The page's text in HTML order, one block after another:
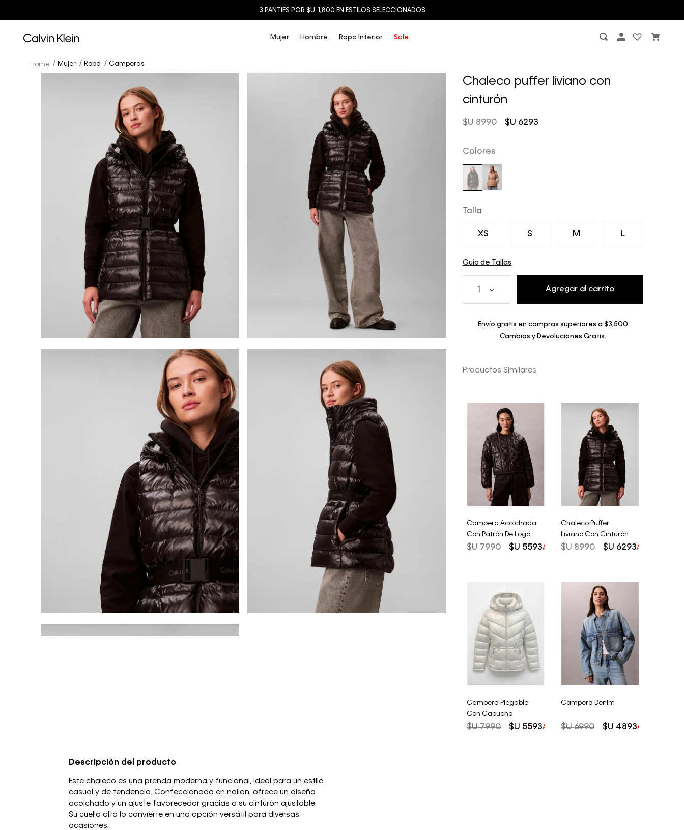
3 PANTIES POR $U. 1,800 EN ESTILOS SELECCIONADOS
Mujer Hombre Ropa Interior Sale
Mujer Ropa Camperas
Chaleco puffer liviano con
cinturón
$U 6293
$U 8990
Colores
Talla
XS S M L
Guía de Tallas
1 Agregar al carrito
Envío gratis en compras superiores a $3,500
Cambios y Devoluciones Gratis.
Productos Similares
Campera Acolchada
Con Patrón De Logo
$U 7990 $U 5593AHORRO DEL30%
Chaleco Puffer
Liviano Con Cinturón
$U 8990 $U 6293AHORRO DEL
Campera Plegable
Con Capucha
$U 7990 $U 5593AHORRO DEL30%
Campera Denim
$U 6990 $U 4893AHORRO DEL
Descripción del producto
Este chaleco es una prenda moderna y funcional, ideal para un estilo
casual y de tendencia. Confeccionado en nailon, ofrece un diseño
acolchado y un ajuste favorecedor gracias a su cinturón ajustable.
Su cuello alto lo convierte en una opción versátil para diversas
ocasiones.